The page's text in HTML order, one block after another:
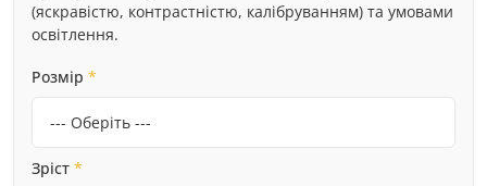
(яскравістю, контрастністю, калібруванням) та умовами
освітлення.
Розмір *
Зріст *